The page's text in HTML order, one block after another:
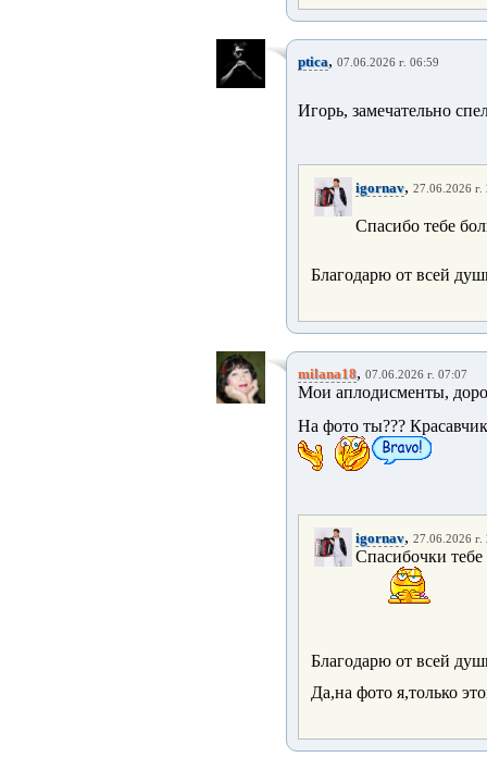
ptica, 07.06.2026 г. 06:59
Игорь, замечательно
igornav, 27.06.2026 г.
Спасибо тебе
Благодарю от всей
milana18, 07.06.2026 г. 07:07
Мои аплодисменты,
На фото ты???
igornav, 27.06.2026 г.
Спасибочки
Благодарю от всей
Да,на фото я,только